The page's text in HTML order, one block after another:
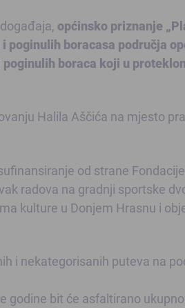
općinsko priznanje
poginulih boracasa područja
boraca koji u
Halila Aščića na mjesto
od strane
radova na gradnji sportske
kulture u Donjem Hrasnu i
i nekategorisanih puteva na
godine bit će asfaltirano